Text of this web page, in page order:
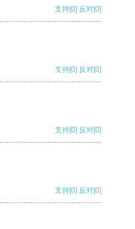
支持[0] 反对[0]
支持[0] 反对[0]
支持[0] 反对[0]
支持[0] 反对[0]